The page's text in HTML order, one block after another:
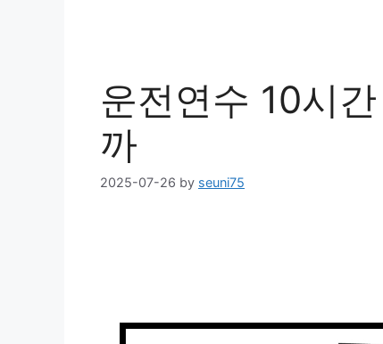
운전연수 10시
까
2025-07-26 by seuni75